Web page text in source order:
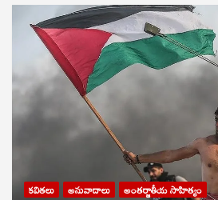
కవితలు అనువాదాలు అంతర్జాతీయ సాహిత్యం